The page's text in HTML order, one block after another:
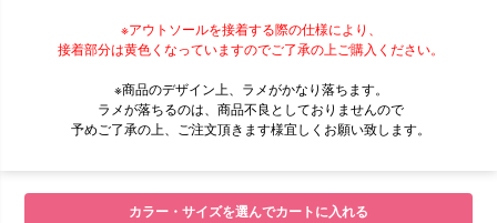
※アウトソールを接着する際の仕様により、
接着部分は黄色くなっていますのでご了承の上ご購入ください。
※商品のデザイン上、ラメがかなり落ちます。
ラメが落ちるのは、商品不良としておりませんので
予めご了承の上、ご注文頂きます様宜しくお願い致します。
カラー・サイズを選んでカートに入れる